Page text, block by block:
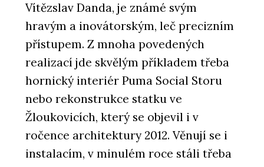
Vítězslav Danda, je známé svým
hravým a inovátorským, leč precizním
přístupem. Z mnoha povedených
realizací jde skvělým příkladem třeba
hornický interiér Puma Social Storu
nebo rekonstrukce statku ve
Žloukovicích, který se objevil i v
ročence architektury 2012. Věnují se i
instalacím, v minulém roce stáli třeba